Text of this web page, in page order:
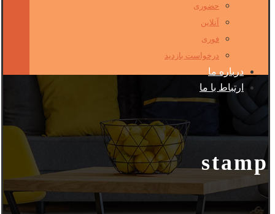
حضوری
آنلاین
فوری
درخواست بازدید
درباره ما
ارتباط با ما
stamp